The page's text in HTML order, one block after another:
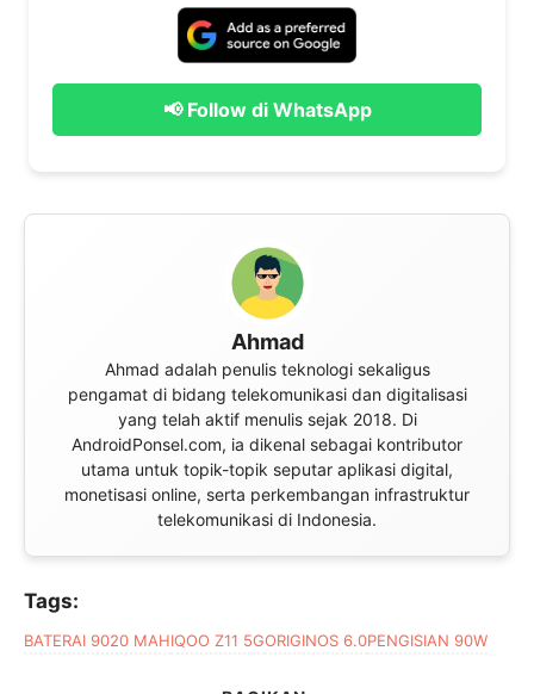
📢 Follow di WhatsApp
Ahmad
Ahmad adalah penulis teknologi sekaligus
pengamat di bidang telekomunikasi dan digitalisasi
yang telah aktif menulis sejak 2018. Di
AndroidPonsel.com, ia dikenal sebagai kontributor
utama untuk topik-topik seputar aplikasi digital,
monetisasi online, serta perkembangan infrastruktur
telekomunikasi di Indonesia.
Tags:
BATERAI 9020 MAHIQOO Z11 5GORIGINOS 6.0PENGISIAN 90W